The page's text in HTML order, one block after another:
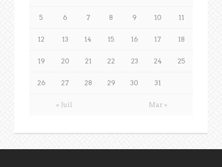
« Juil Mar »
5 6 7 8 9 10 11
12 13 14 15 16 17 18
19 20 21 22 23 24 25
26 27 28 29 30 31